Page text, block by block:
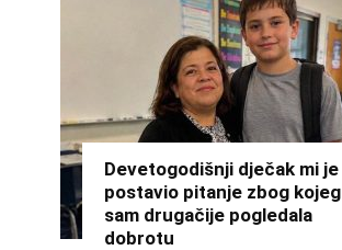
Devetogodišnji dječak mi je
postavio pitanje zbog kojeg
sam drugačije pogledala
dobrotu